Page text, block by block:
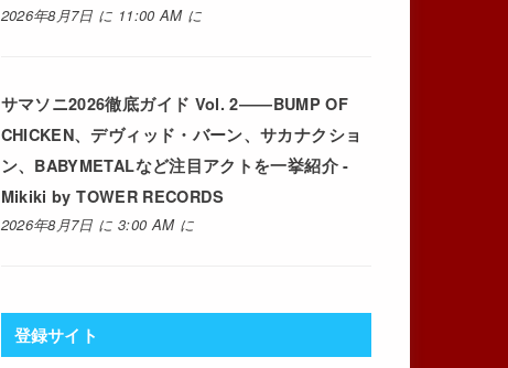
2026年8月7日 に 11:00 AM に
サマソニ2026徹底ガイド Vol. 2――BUMP OF
CHICKEN、デヴィッド・バーン、サカナクショ
ン、BABYMETALなど注目アクトを一挙紹介 -
Mikiki by TOWER RECORDS
2026年8月7日 に 3:00 AM に
登録サイト